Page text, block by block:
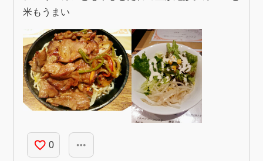
米もうまい
favorite_border 0 more_horiz